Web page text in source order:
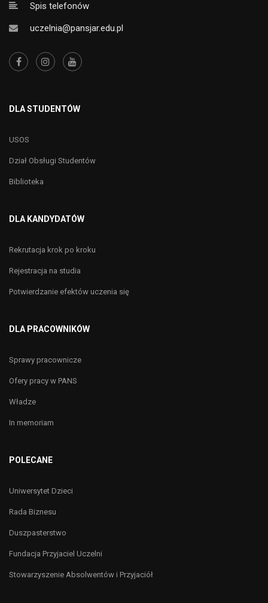
Spis telefonów
uczelnia@pansjar.edu.pl
DLA STUDENTÓW
USOS
Dział Obsługi Studentów
Biblioteka
DLA KANDYDATÓW
Rekrutacja krok po kroku
Rejestracja na studia
Potwierdzanie efektów uczenia się
DLA PRACOWNIKÓW
Sprawy pracownicze
Ofery pracy w PANS
Władze
In memoriam
POLECANE
Uniwersytet Dzieci
Rada Biznesu
Duszpasterstwo
Fundacja Przyjaciel Uczelni
Stowarzyszenie Absolwentów i Przyjaciół